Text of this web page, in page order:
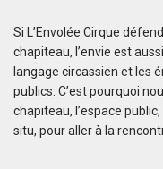
Si L’Envolée Cirque
chapiteau, l’envie est
langage circassien et les
publics. C’est pourquoi
chapiteau, l’espace
situ, pour aller à la